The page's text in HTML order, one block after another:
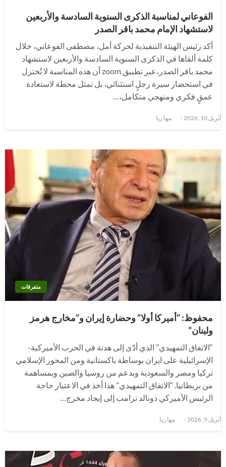
الفوعاني لمناسبة الذكرى السنوية السادسة والأربعين
لاستشهاد الإمام محمد باقر الصدر
أكد رئيس الهيئة التنفيذية لحركة أمل، مصطفى الفوعاني، خلال
كلمة ألقاها في الذكرى السنوية السادسة والأربعين لاستشهاد
محمد باقر الصدر،عبر تطبيق zoom أن هذه المناسبة لا تُختزل
في استحضار سيرة رجلٍ استثنائي، بل تمثل محطة لاستعادة
عمقٍ فكري ومنهجي متكامل،…
نُشر
أبريل 10, 2026 مها ريا
متفرقات
محفوظ: “أميركا أولا” وحضارة إيران و”مخارج هرمز
ولبنان”
“الاتفاق التمهيدي” الذي أدّى إلى هدنة في الحرب الأميركية-
الإسرائيلية على ايران بوساطة باكستانية ومن المحور الإسلامي
تركيا ومصر والسعودية وبدعم من روسيا والصين وبمساهمة
من بريطانيا. “الاتفاق التمهيدي” هذا أخذ في الاعتبار حاجة
الرئيس الأميركي دونالد ترامب إلى إيجاد مخرج…
نُشر
في
أبريل 9, 2026 مها ريا